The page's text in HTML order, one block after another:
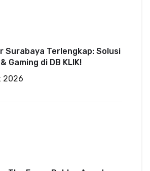
Surabaya Terlengkap: Solusi
Gaming di DB KLIK!
2026